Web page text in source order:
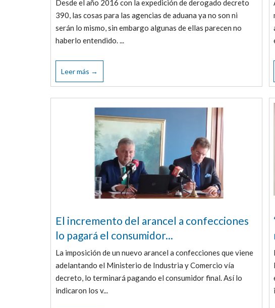
Desde el año 2016 con la expedición de derogado decreto
390, las cosas para las agencias de aduana ya no son ni
serán lo mismo, sin embargo algunas de ellas parecen no
haberlo entendido. ...
Leer más →
El incremento del arancel a confecciones
lo pagará el consumidor...
La imposición de un nuevo arancel a confecciones que viene
adelantando el Ministerio de Industria y Comercio vía
decreto, lo terminará pagando el consumidor final. Así lo
indicaron los v...